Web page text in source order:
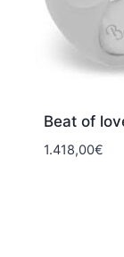
Beat of
1.418,00€